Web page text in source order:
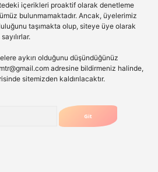
içerikleri proaktif olarak denetleme
bulunmamaktadır. Ancak, üyelerimiz
taşımakta olup, siteye üye olarak
aykırı olduğunu düşündüğünüz
adresine bildirmeniz halinde,
sitemizden kaldırılacaktır.